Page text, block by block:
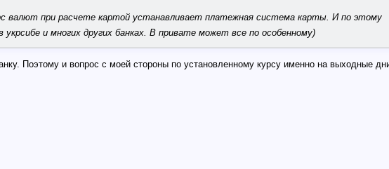
валют при расчете картой устанавливает платежная система карты. И по этому
и многих других банках. В привате может все по особенному)
Поэтому и вопрос с моей стороны по установленному курсу именно на выходные